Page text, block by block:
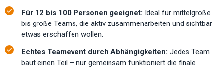
Für 12 bis 100 Personen geeignet: Ideal für mittelgroße
bis große Teams, die aktiv zusammenarbeiten und sichtbar
etwas erschaffen wollen.
Echtes Teamevent durch Abhängigkeiten: Jedes Team
baut einen Teil – nur gemeinsam funktioniert die finale